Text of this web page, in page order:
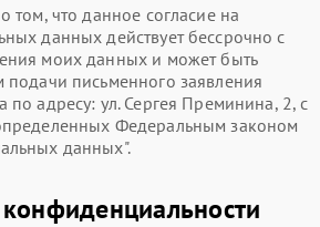
том, что данное согласие на
данных действует бессрочно с
моих данных и может быть
подачи письменного заявления
по адресу: ул. Сергея Преминина, 2, с
Федеральным законом
данных".